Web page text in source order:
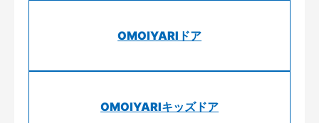
OMOIYARIドア
OMOIYARIキッズドア